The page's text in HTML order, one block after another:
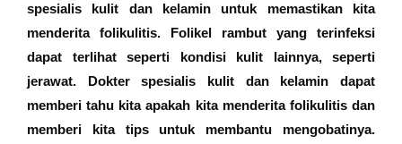
spesialis kulit dan kelamin untuk memastikan kita
menderita folikulitis. Folikel rambut yang terinfeksi
dapat terlihat seperti kondisi kulit lainnya, seperti
jerawat. Dokter spesialis kulit dan kelamin dapat
memberi tahu kita apakah kita menderita folikulitis dan
memberi kita tips untuk membantu mengobatinya.